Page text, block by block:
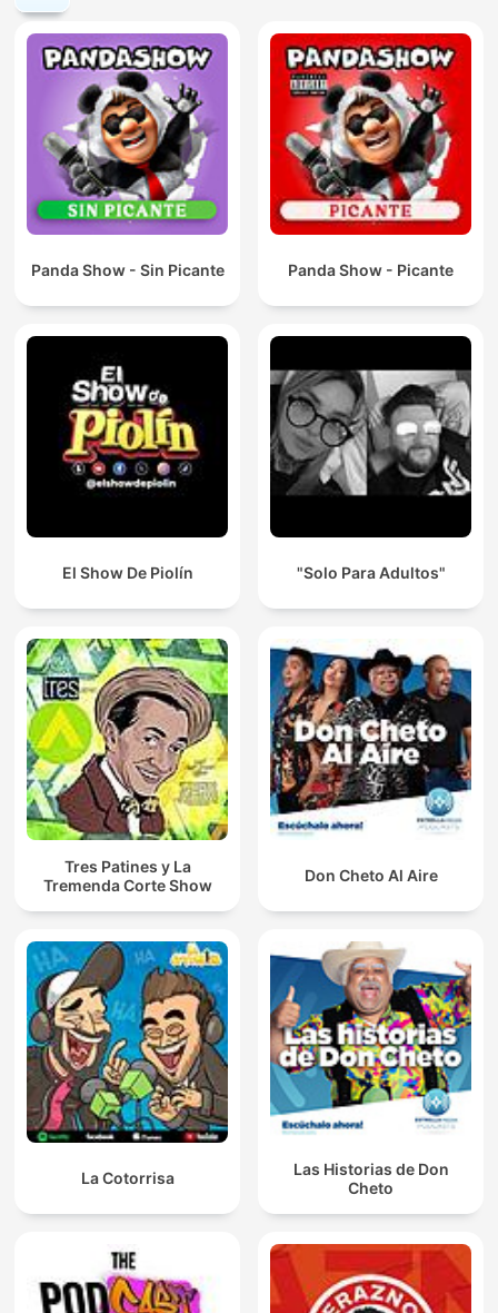
Panda Show - Sin Picante Panda Show - Picante
El Show De Piolín "Solo Para Adultos"
Tres Patines y La
Tremenda Corte Show
Don Cheto Al Aire
La Cotorrisa
Las Historias de Don
Cheto